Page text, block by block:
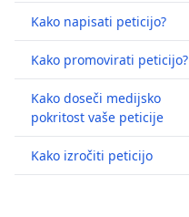
Kako napisati peticijo?
Kako promovirati peticijo?
Kako doseči medijsko
pokritost vaše peticije
Kako izročiti peticijo